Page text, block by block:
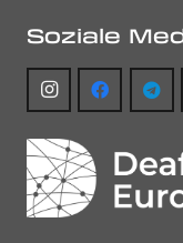
Soziale